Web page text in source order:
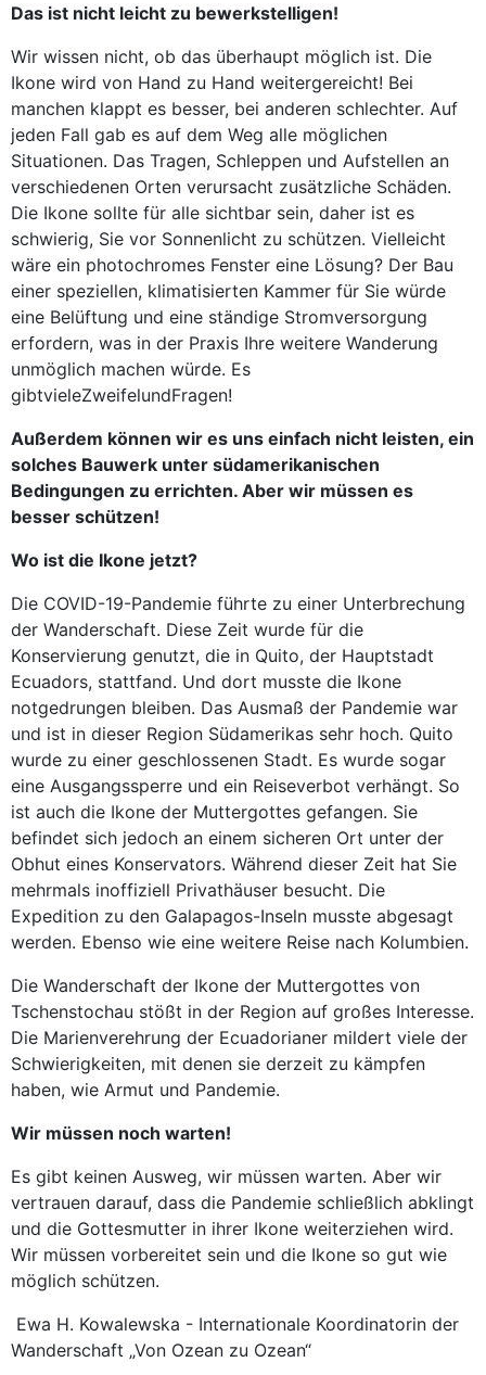
Das ist nicht leicht zu bewerkstelligen!
Wir wissen nicht, ob das überhaupt möglich ist. Die
Ikone wird von Hand zu Hand weitergereicht! Bei
manchen klappt es besser, bei anderen schlechter. Auf
jeden Fall gab es auf dem Weg alle möglichen
Situationen. Das Tragen, Schleppen und Aufstellen an
verschiedenen Orten verursacht zusätzliche Schäden.
Die Ikone sollte für alle sichtbar sein, daher ist es
schwierig, Sie vor Sonnenlicht zu schützen. Vielleicht
wäre ein photochromes Fenster eine Lösung? Der Bau
einer speziellen, klimatisierten Kammer für Sie würde
eine Belüftung und eine ständige Stromversorgung
erfordern, was in der Praxis Ihre weitere Wanderung
unmöglich machen würde. Es
gibtvieleZweifelundFragen!
Außerdem können wir es uns einfach nicht leisten, ein
solches Bauwerk unter südamerikanischen
Bedingungen zu errichten. Aber wir müssen es
besser schützen!
Wo ist die Ikone jetzt?
Die COVID-19-Pandemie führte zu einer Unterbrechung
der Wanderschaft. Diese Zeit wurde für die
Konservierung genutzt, die in Quito, der Hauptstadt
Ecuadors, stattfand. Und dort musste die Ikone
notgedrungen bleiben. Das Ausmaß der Pandemie war
und ist in dieser Region Südamerikas sehr hoch. Quito
wurde zu einer geschlossenen Stadt. Es wurde sogar
eine Ausgangssperre und ein Reiseverbot verhängt. So
ist auch die Ikone der Muttergottes gefangen. Sie
befindet sich jedoch an einem sicheren Ort unter der
Obhut eines Konservators. Während dieser Zeit hat Sie
mehrmals inoffiziell Privathäuser besucht. Die
Expedition zu den Galapagos-Inseln musste abgesagt
werden. Ebenso wie eine weitere Reise nach Kolumbien.
Die Wanderschaft der Ikone der Muttergottes von
Tschenstochau stößt in der Region auf großes Interesse.
Die Marienverehrung der Ecuadorianer mildert viele der
Schwierigkeiten, mit denen sie derzeit zu kämpfen
haben, wie Armut und Pandemie.
Wir müssen noch warten!
Es gibt keinen Ausweg, wir müssen warten. Aber wir
vertrauen darauf, dass die Pandemie schließlich abklingt
und die Gottesmutter in ihrer Ikone weiterziehen wird.
Wir müssen vorbereitet sein und die Ikone so gut wie
möglich schützen.
Ewa H. Kowalewska - Internationale Koordinatorin der
Wanderschaft „Von Ozean zu Ozean“